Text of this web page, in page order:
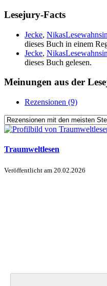
Lesejury-Facts
Jecke,
dieses Buch in einem
Jecke,
dieses Buch gelesen.
Meinungen aus der
Rezensionen (9)
Traumweltlesen
Veröffentlicht am 20.02.2026